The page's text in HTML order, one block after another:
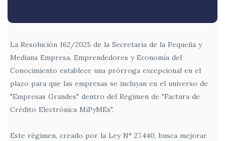
La Resolución 162/2025 de la Secretaría de la Pequeña y
Mediana Empresa, Emprendedores y Economía del
Conocimiento establece una prórroga excepcional en el
plazo para que las empresas se incluyan en el universo de
"Empresas Grandes" dentro del Régimen de "Factura de
Crédito Electrónica MiPyMEs".
Este régimen, creado por la Ley N° 27.440, busca mejorar